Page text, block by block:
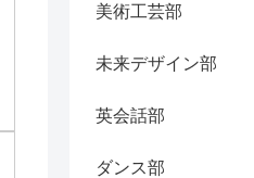
美術工芸部
未来デザイン部
英会話部
ダンス部